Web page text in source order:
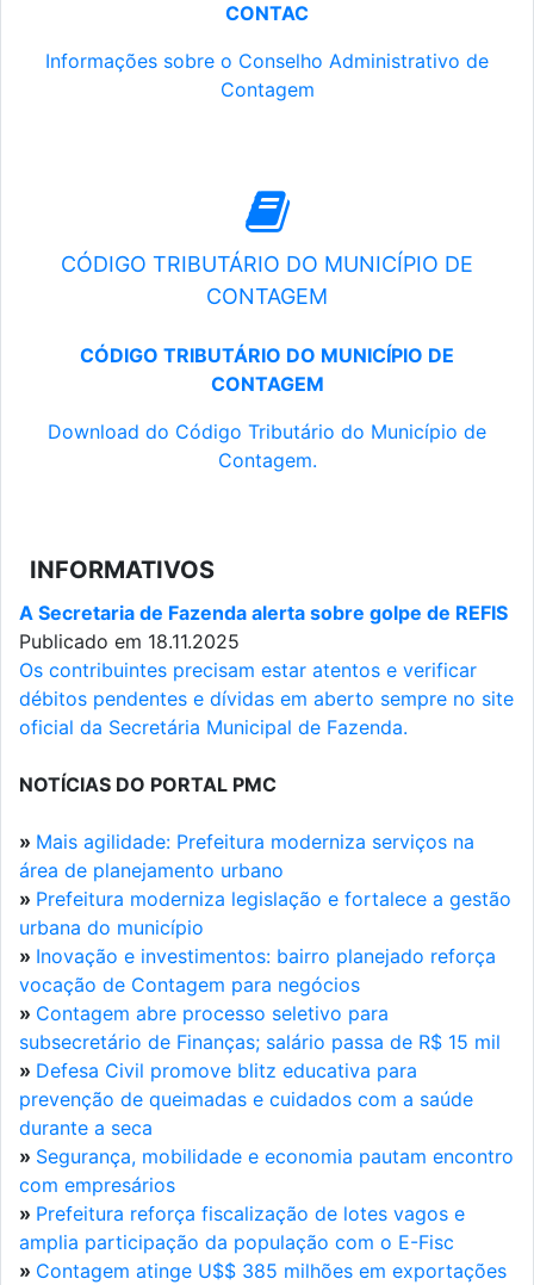
CONTAC
Informações sobre o Conselho Administrativo de
Contagem
CÓDIGO TRIBUTÁRIO DO MUNICÍPIO DE
CONTAGEM
CÓDIGO TRIBUTÁRIO DO MUNICÍPIO DE
CONTAGEM
Download do Código Tributário do Município de
Contagem.
INFORMATIVOS
A Secretaria de Fazenda alerta sobre golpe de REFIS
Publicado em 18.11.2025
Os contribuintes precisam estar atentos e verificar
débitos pendentes e dívidas em aberto sempre no site
oficial da Secretária Municipal de Fazenda.
NOTÍCIAS DO PORTAL PMC
» Mais agilidade: Prefeitura moderniza serviços na
área de planejamento urbano
» Prefeitura moderniza legislação e fortalece a gestão
urbana do município
» Inovação e investimentos: bairro planejado reforça
vocação de Contagem para negócios
» Contagem abre processo seletivo para
subsecretário de Finanças; salário passa de R$ 15 mil
» Defesa Civil promove blitz educativa para
prevenção de queimadas e cuidados com a saúde
durante a seca
» Segurança, mobilidade e economia pautam encontro
com empresários
» Prefeitura reforça fiscalização de lotes vagos e
amplia participação da população com o E-Fisc
» Contagem atinge U$$ 385 milhões em exportações